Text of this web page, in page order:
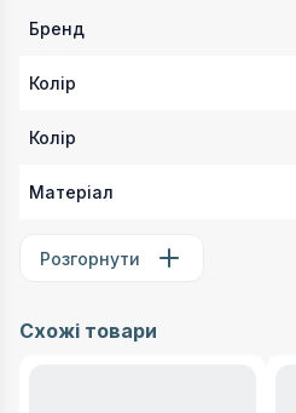
Бренд
Колір
Колір
Матеріал
Розгорнути
Схожі товари